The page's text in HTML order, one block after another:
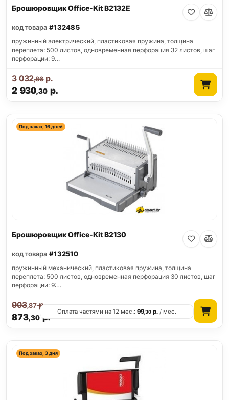
Брошюровщик Office-Kit B2132E
код товара #132485
пружинный электрический, пластиковая пружина, толщина
переплета: 500 листов, одновременная перфорация 32 листов, шаг
перфорации: 9…
2 930,30 р.
3 032,86р.
Под заказ, 16 дней
Брошюровщик Office-Kit B2130
код товара #132510
пружинный механический, пластиковая пружина, толщина
переплета: 500 листов, одновременная перфорация 30 листов, шаг
перфорации: 9:…
873,30р.
903,87р.
Оплата частями на 12 мес.:99,30 р. / мес.
Под заказ, 3 дня